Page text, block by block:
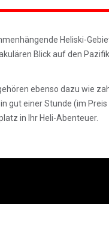
Heliski-
Blick auf den
ebenso dazu wie
gut einer Stunde (im
in Ihr Heli-Abenteuer.